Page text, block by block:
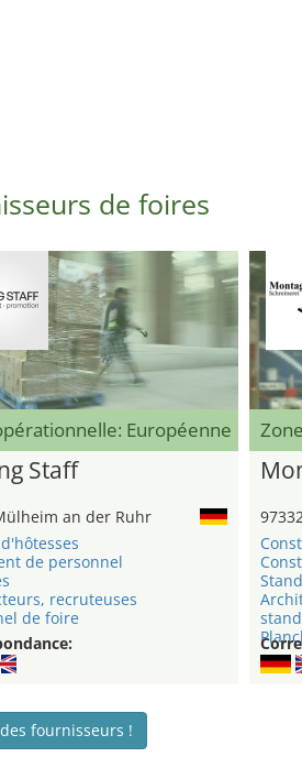
de foires
Européenne
Staff
an der Ruhr
de personnel
recruteuses
de foire
fournisseurs !